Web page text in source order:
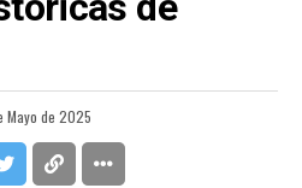
Mayo de 2025